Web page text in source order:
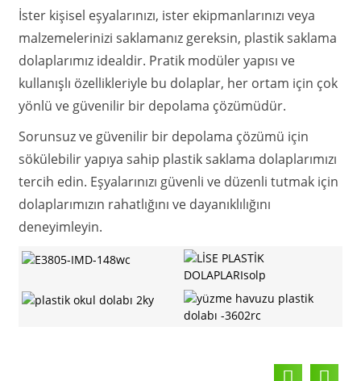
İster kişisel eşyalarınızı, ister ekipmanlarınızı veya
malzemelerinizi saklamanız gereksin, plastik saklama
dolaplarımız idealdir. Pratik modüler yapısı ve
kullanışlı özellikleriyle bu dolaplar, her ortam için çok
yönlü ve güvenilir bir depolama çözümüdür.
Sorunsuz ve güvenilir bir depolama çözümü için
sökülebilir yapıya sahip plastik saklama dolaplarımızı
tercih edin. Eşyalarınızı güvenli ve düzenli tutmak için
dolaplarımızın rahatlığını ve dayanıklılığını
deneyimleyin.